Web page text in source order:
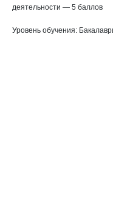
деятельности — 5 баллов
Уровень обучения: